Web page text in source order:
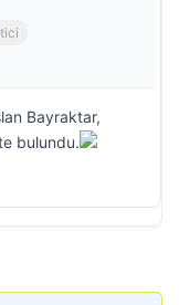
Bayraktar,
bulundu.